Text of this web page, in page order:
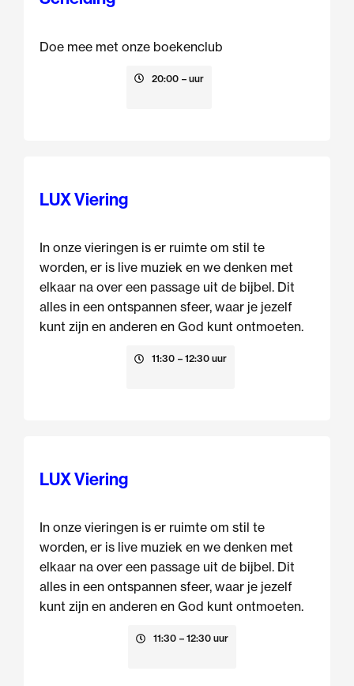
Doe mee met onze boekenclub
20:00 – uur
LUX Viering
In onze vieringen is er ruimte om stil te
worden, er is live muziek en we denken met
elkaar na over een passage uit de bijbel. Dit
alles in een ontspannen sfeer, waar je jezelf
kunt zijn en anderen en God kunt ontmoeten.
11:30 – 12:30 uur
LUX Viering
In onze vieringen is er ruimte om stil te
worden, er is live muziek en we denken met
elkaar na over een passage uit de bijbel. Dit
alles in een ontspannen sfeer, waar je jezelf
kunt zijn en anderen en God kunt ontmoeten.
11:30 – 12:30 uur